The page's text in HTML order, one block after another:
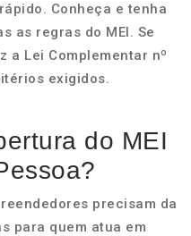
Conheça e tenha
as regras do MEI. Se
a Lei Complementar nº
exigidos.
do MEI
precisam da
para quem atua em